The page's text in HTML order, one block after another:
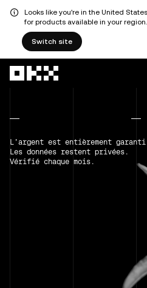
Looks like you're in the United
for products available in your region.
Switch site
L’argent est entièrement
Les données restent privées.
Vérifié chaque mois.